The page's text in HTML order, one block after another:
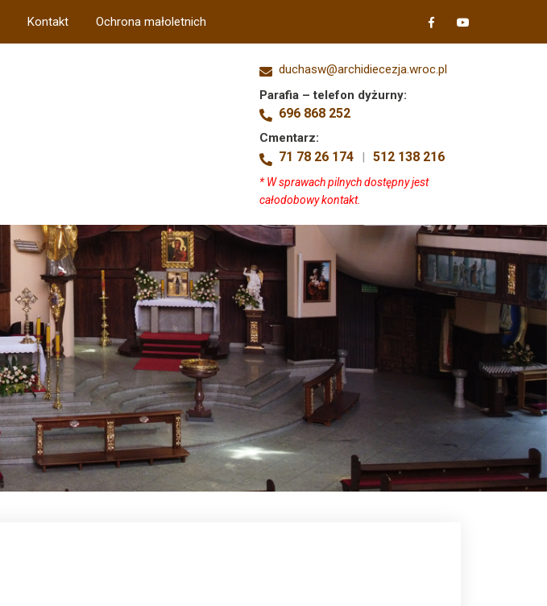
Kontakt Ochrona małoletnich
duchasw@archidiecezja.wroc.pl
Parafia – telefon dyżurny:
696 868 252
Cmentarz:
71 78 26 174 | 512 138 216
* W sprawach pilnych dostępny jest
całodobowy kontakt.